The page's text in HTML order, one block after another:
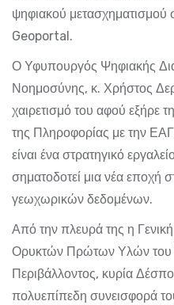
ψηφιακού μετασχηματισμού
Geoportal.
Ο Υφυπουργός Ψηφιακής
Νοημοσύνης, κ. Χρήστος
χαιρετισμό του αφού εξήρε
της Πληροφορίας με την
είναι ένα στρατηγικό
σηματοδοτεί μια νέα εποχή
γεωχωρικών δεδομένων.
Από την πλευρά της η
Ορυκτών Πρώτων Υλών του
Περιβάλλοντος, κυρία
πολυεπίπεδη συνεισφορά